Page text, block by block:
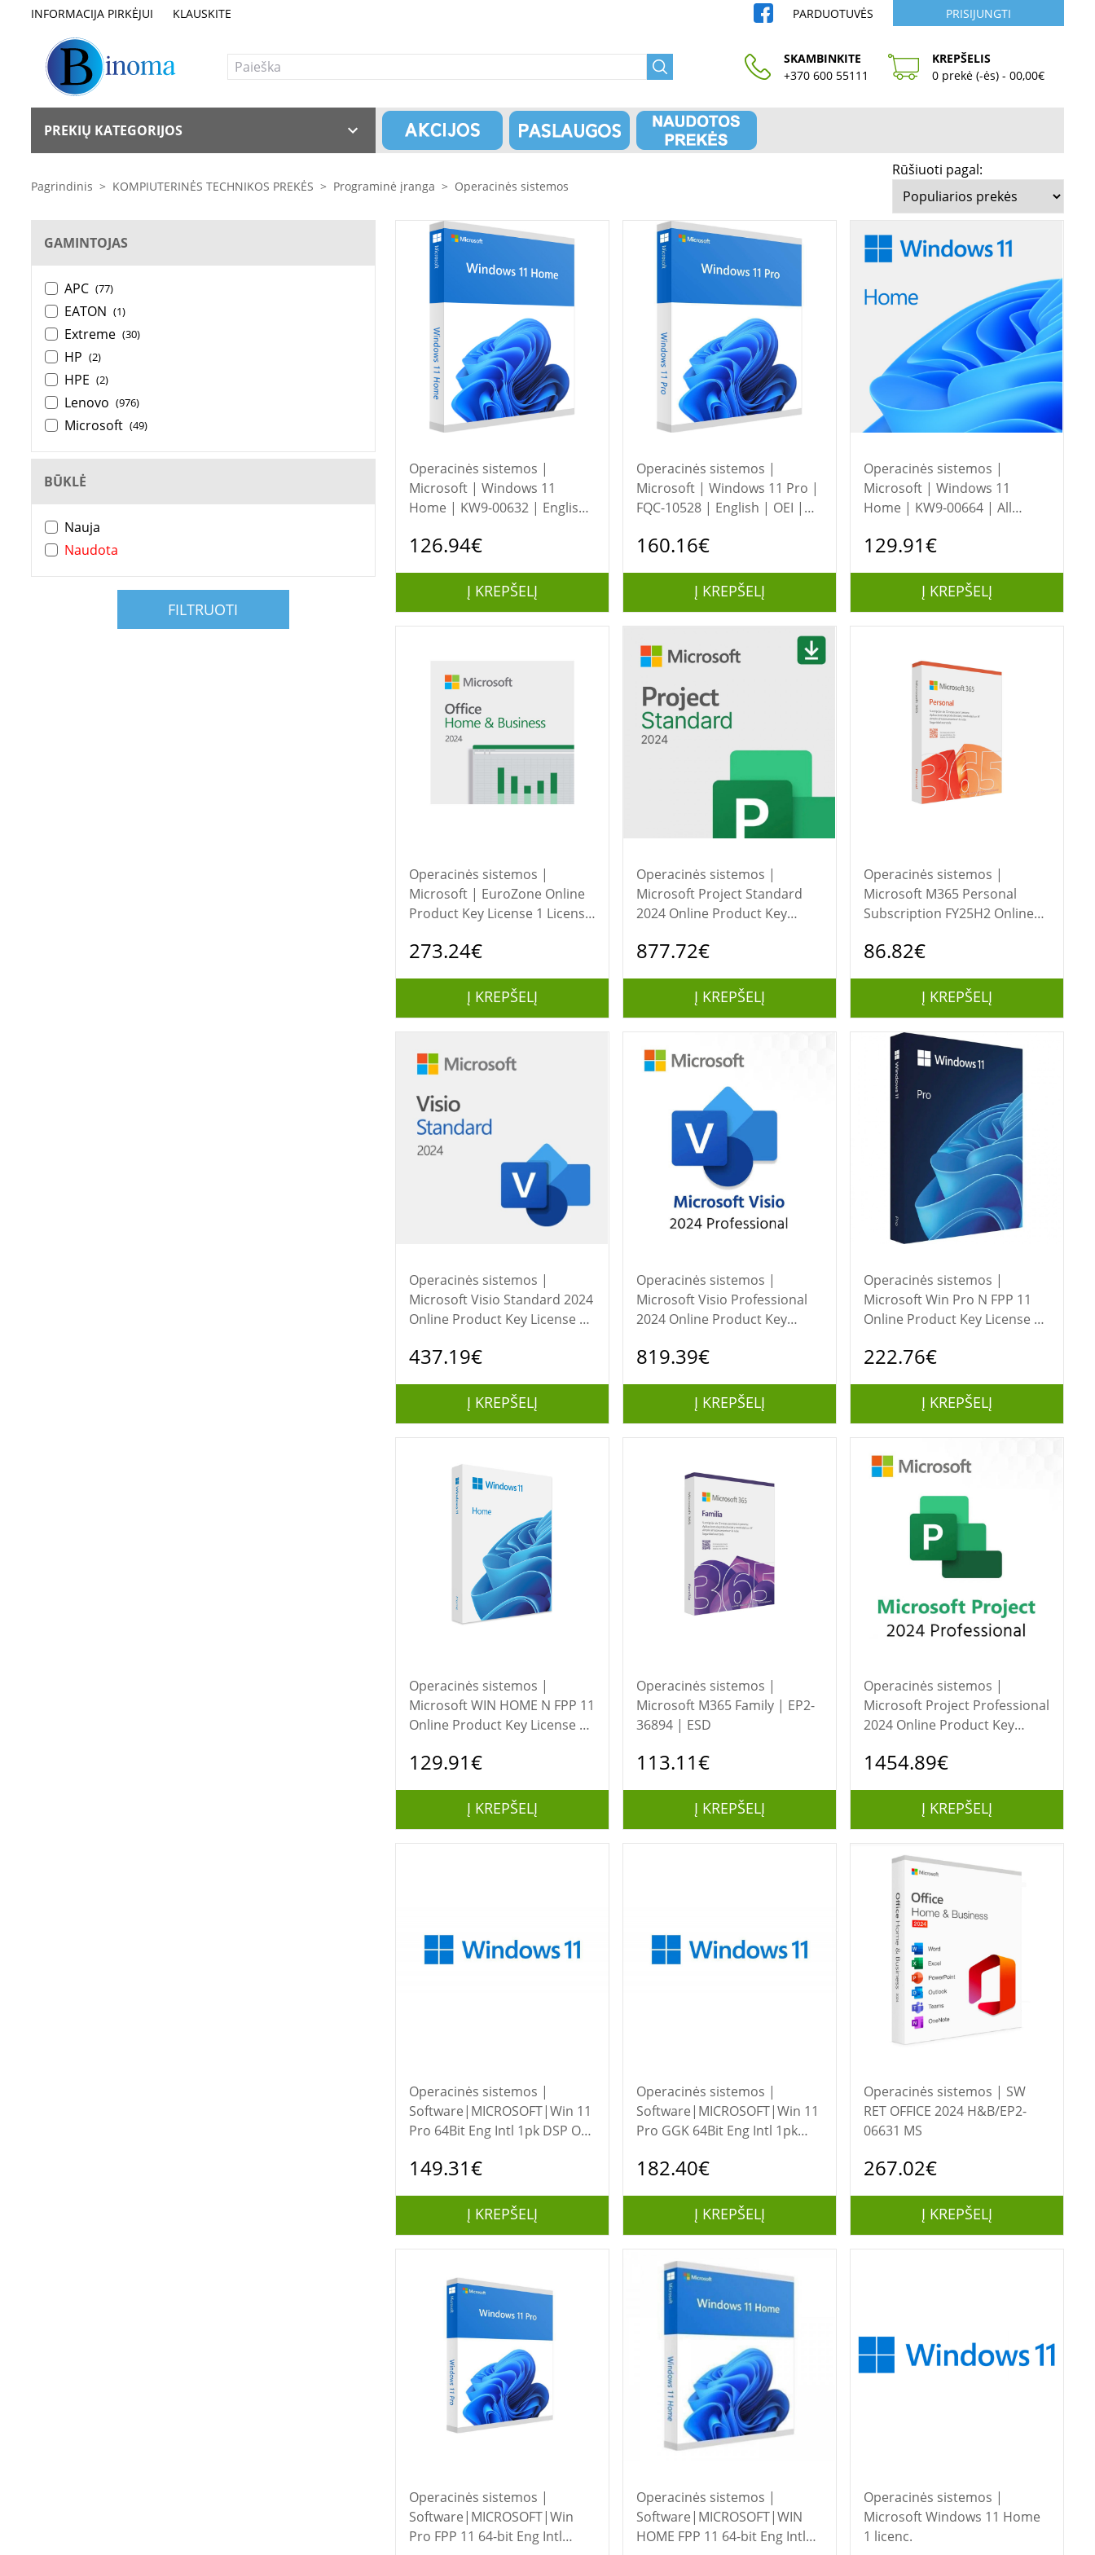
INFORMACIJA PIRKĖJUI KLAUSKITE PARDUOTUVĖS PRISIJUNGTI
SKAMBINKITE
+370 600 55111
KREPŠELIS
0 prekė (-ės) - 00,00€
PREKIŲ KATEGORIJOS
Pagrindinis > KOMPIUTERINĖS TECHNIKOS PREKĖS > Programinė įranga > Operacinės sistemos
Rūšiuoti pagal:
GAMINTOJAS
APC (77)
EATON (1)
Extreme (30)
HP (2)
HPE (2)
Lenovo (976)
Microsoft (49)
BŪKLĖ
Nauja
Naudota
FILTRUOTI
Operacinės sistemos |
Microsoft | Windows 11
Home | KW9-00632 | English
126.94€
Į KREPŠELĮ
Operacinės sistemos |
Microsoft | Windows 11 Pro |
FQC-10528 | English | OEI |
160.16€
Į KREPŠELĮ
Operacinės sistemos |
Microsoft | Windows 11
Home | KW9-00664 | All
129.91€
Į KREPŠELĮ
Operacinės sistemos |
Microsoft | EuroZone Online
Product Key License 1 License
and Business 2024 | EP2-
273.24€
Į KREPŠELĮ
Operacinės sistemos |
Microsoft Project Standard
2024 Online Product Key
Downloadable | EP2-07057 |
877.72€
Į KREPŠELĮ
Operacinės sistemos |
Microsoft M365 Personal
Subscription FY25H2 Online
Eurozone Downloadable NR 1
86.82€
Į KREPŠELĮ
Operacinės sistemos |
Microsoft Visio Standard 2024
Online Product Key License 1
EP2-07167 | All Languages |
437.19€
Į KREPŠELĮ
Operacinės sistemos |
Microsoft Visio Professional
2024 Online Product Key
Downloadable NR | EP2-
819.39€
Į KREPŠELĮ
Operacinės sistemos |
Microsoft Win Pro N FPP 11
Online Product Key License 1
FWC-03370 | All Languages |
222.76€
Į KREPŠELĮ
Operacinės sistemos |
Microsoft WIN HOME N FPP 11
Online Product Key License 1
KX3-00290 | All Languages |
129.91€
Į KREPŠELĮ
Operacinės sistemos |
Microsoft M365 Family | EP2-
36894 | ESD
113.11€
Į KREPŠELĮ
Operacinės sistemos |
Microsoft Project Professional
2024 Online Product Key
Downloadable NR | EP2-
1454.89€
Į KREPŠELĮ
Operacinės sistemos |
Software|MICROSOFT|Win 11
Pro 64Bit Eng Intl 1pk DSP OEI
Pro|OEM|English|FQC-10528
149.31€
Į KREPŠELĮ
Operacinės sistemos |
Software|MICROSOFT|Win 11
Pro GGK 64Bit Eng Intl 1pk
Pro|OEM|English|4YR-00316
182.40€
Į KREPŠELĮ
Operacinės sistemos | SW
RET OFFICE 2024 H&B/EP2-
06631 MS
267.02€
Į KREPŠELĮ
Operacinės sistemos |
Software|MICROSOFT|Win
Pro FPP 11 64-bit Eng Intl
Operacinės sistemos |
Software|MICROSOFT|WIN
HOME FPP 11 64-bit Eng Intl
Operacinės sistemos |
Microsoft Windows 11 Home
1 licenc.